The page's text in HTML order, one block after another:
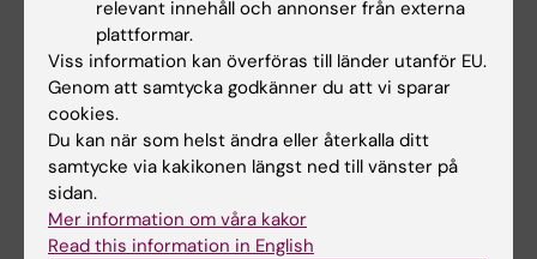
Innehållsgranskare:
Vladimir Carli
Redaktör:Beatrice Johansson
Sidan uppdaterad:2025-06-02
Dela
relevant innehåll och annonser från externa
plattformar.
Viss information kan överföras till länder utanför EU.
Genom att samtycka godkänner du att vi sparar
cookies.
Du kan när som helst ändra eller återkalla ditt
samtycke via kakikonen längst ned till vänster på
sidan.
Mer information om våra kakor
Read this information in English